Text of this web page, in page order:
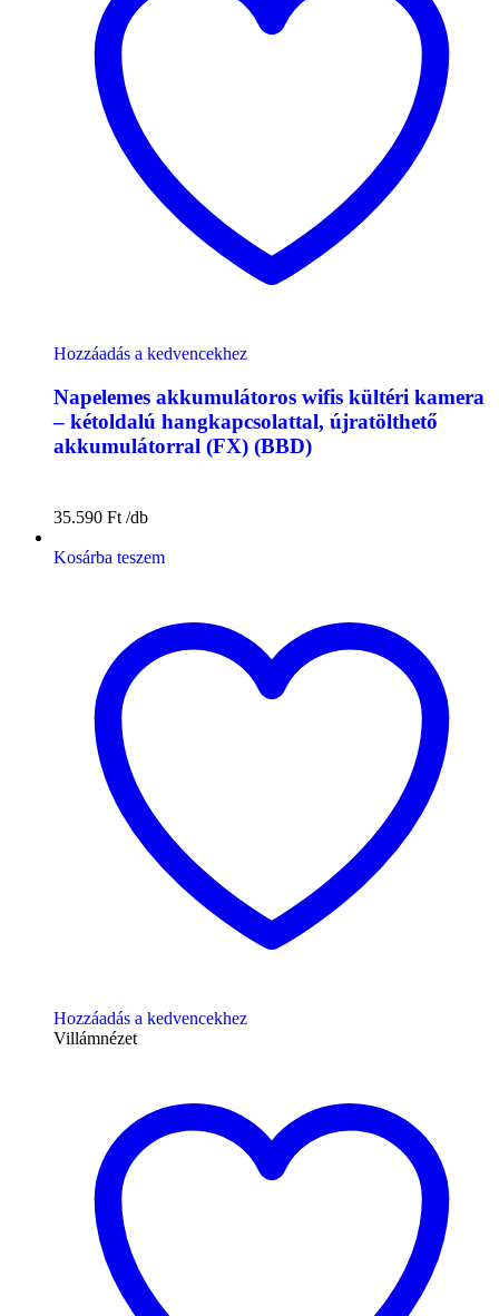
Hozzáadás a kedvencekhez
Napelemes akkumulátoros wifis kültéri kamera
– kétoldalú hangkapcsolattal, újratölthető
akkumulátorral (FX) (BBD)
35.590 Ft
Kosárba teszem
Hozzáadás a kedvencekhez
Villámnézet